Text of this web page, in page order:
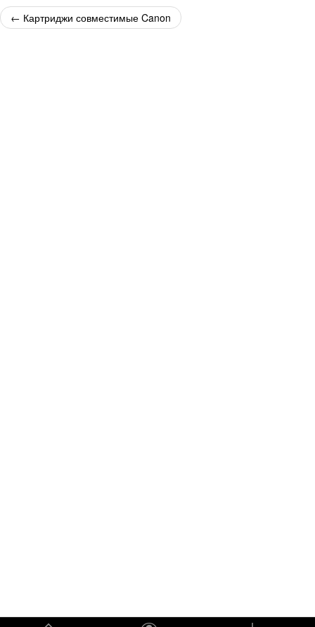
← Картриджи совместимые Canon